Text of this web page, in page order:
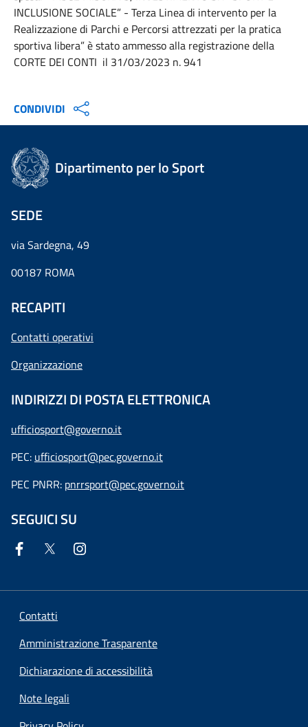
INCLUSIONE SOCIALE” - Terza Linea di intervento per la
Realizzazione di Parchi e Percorsi attrezzati per la pratica
sportiva libera” è stato ammesso alla registrazione della
CORTE DEI CONTI il 31/03/2023 n. 941
CONDIVIDI
Dipartimento per lo Sport
SEDE
via Sardegna, 49
00187 ROMA
RECAPITI
Contatti operativi
Organizzazione
INDIRIZZI DI POSTA ELETTRONICA
ufficiosport@governo.it
PEC: ufficiosport@pec.governo.it
PEC PNRR: pnrrsport@pec.governo.it
SEGUICI SU
Contatti
Amministrazione Trasparente
Dichiarazione di accessibilità
Note legali